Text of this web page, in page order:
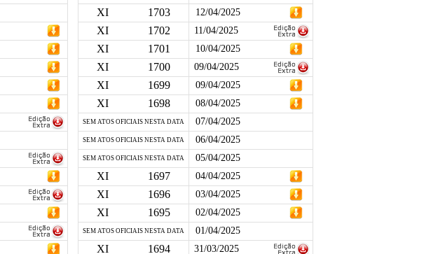
XI 1703 12/04/2025
XI 1702 11/04/2025
XI 1701 10/04/2025
XI 1700 09/04/2025
XI 1699 09/04/2025
XI 1698 08/04/2025
SEM ATOS OFICIAIS NESTA DATA 07/04/2025
SEM ATOS OFICIAIS NESTA DATA 06/04/2025
SEM ATOS OFICIAIS NESTA DATA 05/04/2025
XI 1697 04/04/2025
XI 1696 03/04/2025
XI 1695 02/04/2025
SEM ATOS OFICIAIS NESTA DATA 01/04/2025
XI 1694 31/03/2025